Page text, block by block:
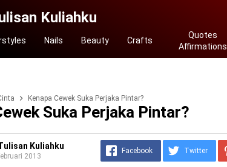
Kuliahku
Nails Beauty Crafts
Quotes
Affirmations
Kenapa Cewek Suka Perjaka Pintar?
Suka Perjaka Pintar?
Kuliahku
2013
Facebook Twitter